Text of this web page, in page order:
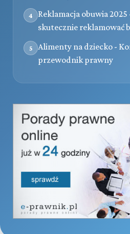
4
Reklamacja obuwia 2025
skutecznie reklamować
5
Alimenty na dziecko -
przewodnik prawny